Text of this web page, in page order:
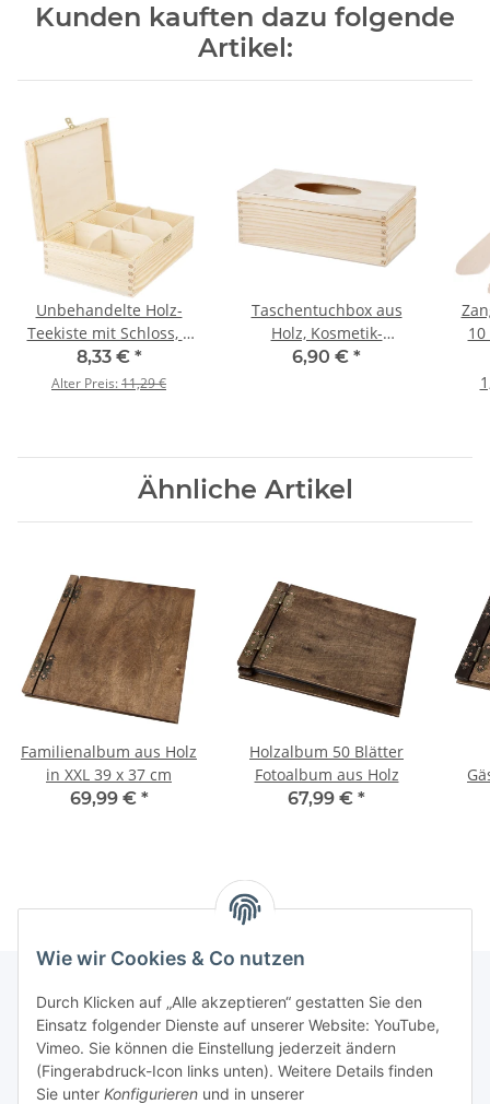
Wie wir Cookies & Co nutzen
Durch Klicken auf „Alle akzeptieren“ gestatten Sie den
Einsatz folgender Dienste auf unserer Website: YouTube,
Vimeo. Sie können die Einstellung jederzeit ändern
(Fingerabdruck-Icon links unten). Weitere Details finden
Sie unter Konfigurieren und in unserer
Kunden kauften dazu folgende
Artikel:
Unbehandelte Holz-
Teekiste mit Schloss, 6
Fächer,
22,5 × 16,5 × 8 cm
8,33 € *
Alter Preis:11,29 €
Taschentuchbox aus
Holz, Kosmetik-
Tissuebox mit
6,90 € *
Ähnliche Artikel
Familienalbum aus Holz
in XXL 39 x 37 cm
69,99 € *
Holzalbum 50 Blätter
Fotoalbum aus Holz
67,99 € *
Informationen
Gesetzliche Informationen